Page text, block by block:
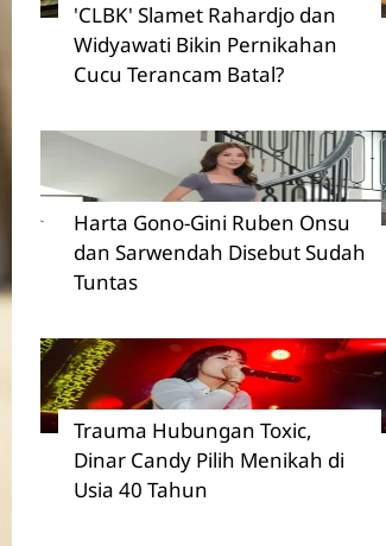
'CLBK' Slamet Rahardjo dan
Widyawati Bikin Pernikahan
Cucu Terancam Batal?
Harta Gono-Gini Ruben Onsu
dan Sarwendah Disebut Sudah
Tuntas
Trauma Hubungan Toxic,
Dinar Candy Pilih Menikah di
Usia 40 Tahun